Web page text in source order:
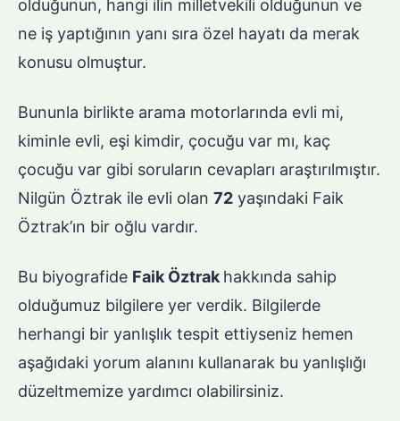
olduğunun, hangi ilin milletvekili olduğunun ve
ne iş yaptığının yanı sıra özel hayatı da merak
konusu olmuştur.
Bununla birlikte arama motorlarında evli mi,
kiminle evli, eşi kimdir, çocuğu var mı, kaç
çocuğu var gibi soruların cevapları araştırılmıştır.
Nilgün Öztrak ile evli olan 72 yaşındaki Faik
Öztrak’ın bir oğlu vardır.
Bu biyografide Faik Öztrak hakkında sahip
olduğumuz bilgilere yer verdik. Bilgilerde
herhangi bir yanlışlık tespit ettiyseniz hemen
aşağıdaki yorum alanını kullanarak bu yanlışlığı
düzeltmemize yardımcı olabilirsiniz.